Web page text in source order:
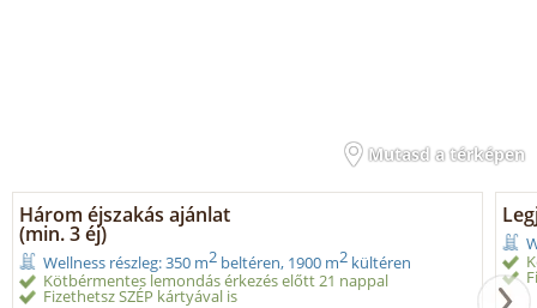
Mutasd a térképen
Három éjszakás ajánlat
(min. 3 éj)
Wellness részleg: 350 m2 beltéren, 1900 m2 kültéren
Kötbérmentes lemondás érkezés előtt 21 nappal
Fizethetsz SZÉP kártyával is